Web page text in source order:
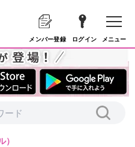
メンバー登録 ログイン メニュー
）